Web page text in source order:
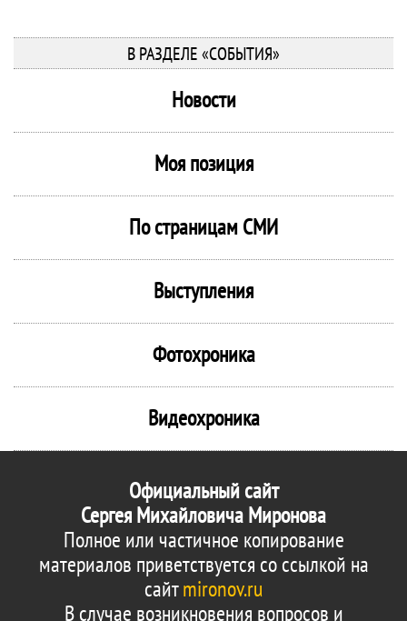
В РАЗДЕЛЕ «СОБЫТИЯ»
Новости
Моя позиция
По страницам СМИ
Выступления
Фотохроника
Видеохроника
Официальный сайт
Сергея Михайловича Миронова
Полное или частичное копирование
материалов приветствуется со ссылкой на
сайтmironov.ru
В случае возникновения вопросов и